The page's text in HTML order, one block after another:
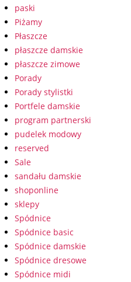
paski
Piżamy
Płaszcze
płaszcze damskie
płaszcze zimowe
Porady
Porady stylistki
Portfele damskie
program partnerski
pudelek modowy
reserved
Sale
sandału damskie
shoponline
sklepy
Spódnice
Spódnice basic
Spódnice damskie
Spódnice dresowe
Spódnice midi